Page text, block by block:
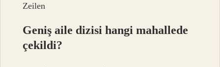
Zeilen
Geniş aile dizisi hangi mahallede
çekildi?